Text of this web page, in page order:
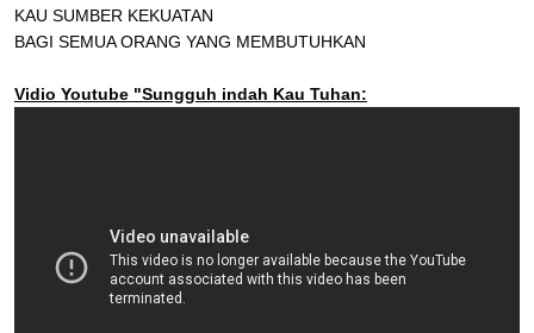
KAU SUMBER KEKUATAN
BAGI SEMUA ORANG YANG MEMBUTUHKAN
Vidio Youtube "Sungguh indah Kau Tuhan: